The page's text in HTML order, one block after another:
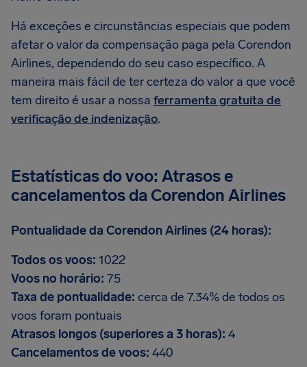
Há exceções e circunstâncias especiais que podem
afetar o valor da compensação paga pela Corendon
Airlines, dependendo do seu caso específico. A
maneira mais fácil de ter certeza do valor a que você
tem direito é usar a nossa ferramenta gratuita de
verificação de indenização.
Estatísticas do voo: Atrasos e
cancelamentos da Corendon Airlines
Pontualidade da Corendon Airlines (24 horas):
Todos os voos: 1022
Voos no horário: 75
Taxa de pontualidade: cerca de 7.34% de todos os
voos foram pontuais
Atrasos longos (superiores a 3 horas): 4
Cancelamentos de voos: 440